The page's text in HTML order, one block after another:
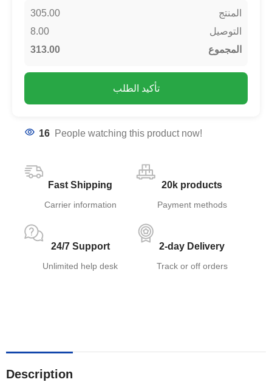
المنتج
305.00
التوصيل
8.00
المجموع
313.00
تأكيد الطلب
16 People watching this product now!
Fast Shipping
Carrier information
20k products
Payment methods
24/7 Support
Unlimited help desk
2-day Delivery
Track or off orders
Description